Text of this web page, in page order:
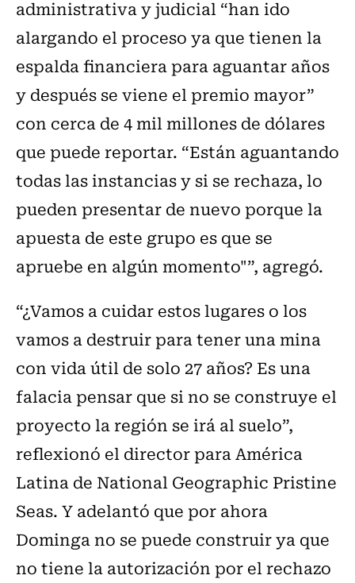
administrativa y judicial “han ido
alargando el proceso ya que tienen la
espalda financiera para aguantar años
y después se viene el premio mayor”
con cerca de 4 mil millones de dólares
que puede reportar. “Están aguantando
todas las instancias y si se rechaza, lo
pueden presentar de nuevo porque la
apuesta de este grupo es que se
apruebe en algún momento"”, agregó.
“¿Vamos a cuidar estos lugares o los
vamos a destruir para tener una mina
con vida útil de solo 27 años? Es una
falacia pensar que si no se construye el
proyecto la región se irá al suelo”,
reflexionó el director para América
Latina de National Geographic Pristine
Seas. Y adelantó que por ahora
Dominga no se puede construir ya que
no tiene la autorización por el rechazo